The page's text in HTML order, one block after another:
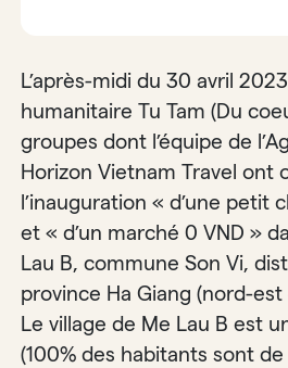
L’après-midi du 30 avril
humanitaire Tu Tam (Du
groupes dont l’équipe de
Horizon Vietnam Travel ont
l’inauguration « d’une petit
et « d’un marché 0 VND »
Lau B, commune Son Vi,
province Ha Giang (nord-
Le village de Me Lau B est
(100% des habitants sont